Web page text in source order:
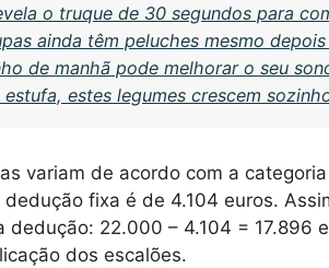
o truque de 30 segundos para
ainda têm peluches mesmo
de manhã pode melhorar o seu
estufa, estes legumes crescem
variam de acordo com a
fixa é de 4.104 euros.
dedução: 22.000 – 4.104 = 17.896
dos escalões.